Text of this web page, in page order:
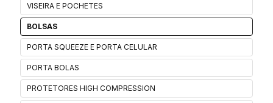
VISEIRA E POCHETES
BOLSAS
PORTA SQUEEZE E PORTA CELULAR
PORTA BOLAS
PROTETORES HIGH COMPRESSION